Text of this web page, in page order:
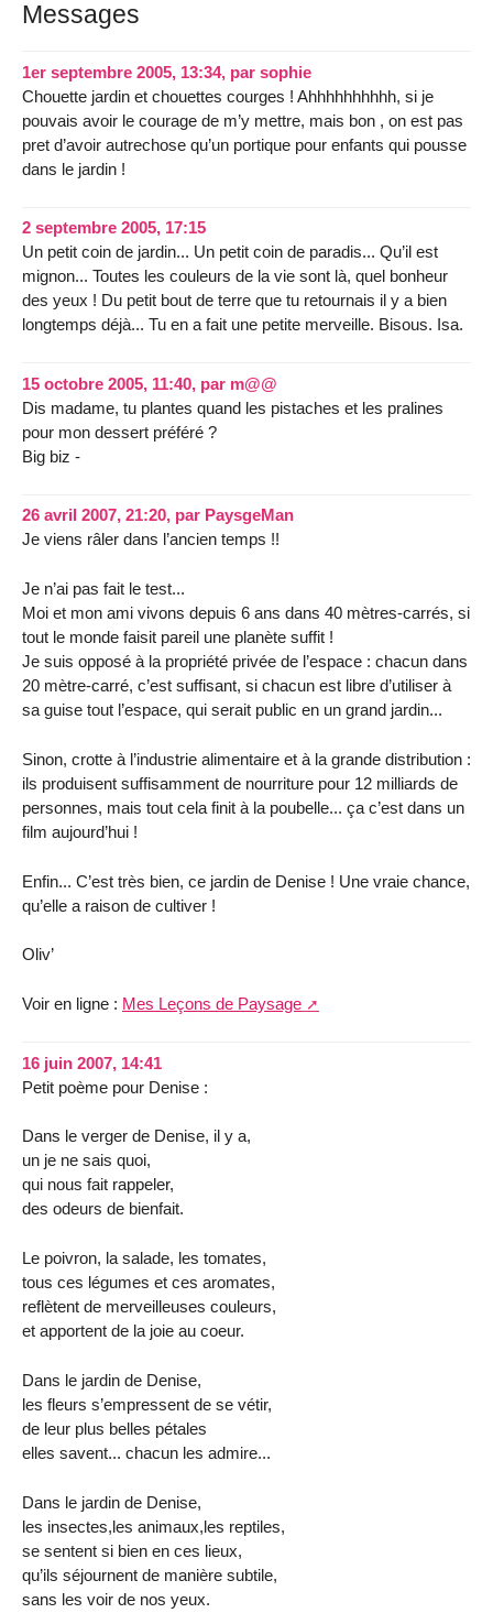
Messages
1er septembre 2005, 13:34, par sophie
Chouette jardin et chouettes courges ! Ahhhhhhhhhh, si je
pouvais avoir le courage de m’y mettre, mais bon , on est pas
pret d’avoir autrechose qu’un portique pour enfants qui pousse
dans le jardin !
2 septembre 2005, 17:15
Un petit coin de jardin... Un petit coin de paradis... Qu’il est
mignon... Toutes les couleurs de la vie sont là, quel bonheur
des yeux ! Du petit bout de terre que tu retournais il y a bien
longtemps déjà... Tu en a fait une petite merveille. Bisous. Isa.
15 octobre 2005, 11:40, par m@@
Dis madame, tu plantes quand les pistaches et les pralines
pour mon dessert préféré ?
Big biz -
26 avril 2007, 21:20, par PaysgeMan
Je viens râler dans l’ancien temps !!
Je n’ai pas fait le test...
Moi et mon ami vivons depuis 6 ans dans 40 mètres-carrés, si
tout le monde faisit pareil une planète suffit !
Je suis opposé à la propriété privée de l’espace : chacun dans
20 mètre-carré, c’est suffisant, si chacun est libre d’utiliser à
sa guise tout l’espace, qui serait public en un grand jardin...
Sinon, crotte à l’industrie alimentaire et à la grande distribution :
ils produisent suffisamment de nourriture pour 12 milliards de
personnes, mais tout cela finit à la poubelle... ça c’est dans un
film aujourd’hui !
Enfin... C’est très bien, ce jardin de Denise ! Une vraie chance,
qu’elle a raison de cultiver !
Oliv’
Voir en ligne : Mes Leçons de Paysage
16 juin 2007, 14:41
Petit poème pour Denise :
Dans le verger de Denise, il y a,
un je ne sais quoi,
qui nous fait rappeler,
des odeurs de bienfait.
Le poivron, la salade, les tomates,
tous ces légumes et ces aromates,
reflètent de merveilleuses couleurs,
et apportent de la joie au coeur.
Dans le jardin de Denise,
les fleurs s’empressent de se vétir,
de leur plus belles pétales
elles savent... chacun les admire...
Dans le jardin de Denise,
les insectes,les animaux,les reptiles,
se sentent si bien en ces lieux,
qu’ils séjournent de manière subtile,
sans les voir de nos yeux.